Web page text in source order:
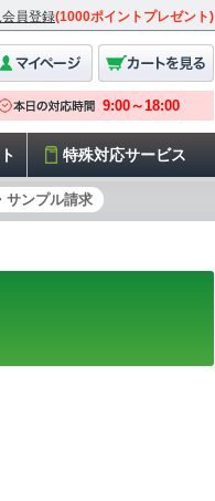
会員登録(1000ポイントプレゼント)
特殊対応サービス
サンプル請求